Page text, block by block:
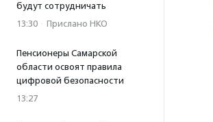
будут сотрудничать
13:30 · Прислано НКО
Пенсионеры Самарской
области освоят правила
цифровой безопасности
13:27